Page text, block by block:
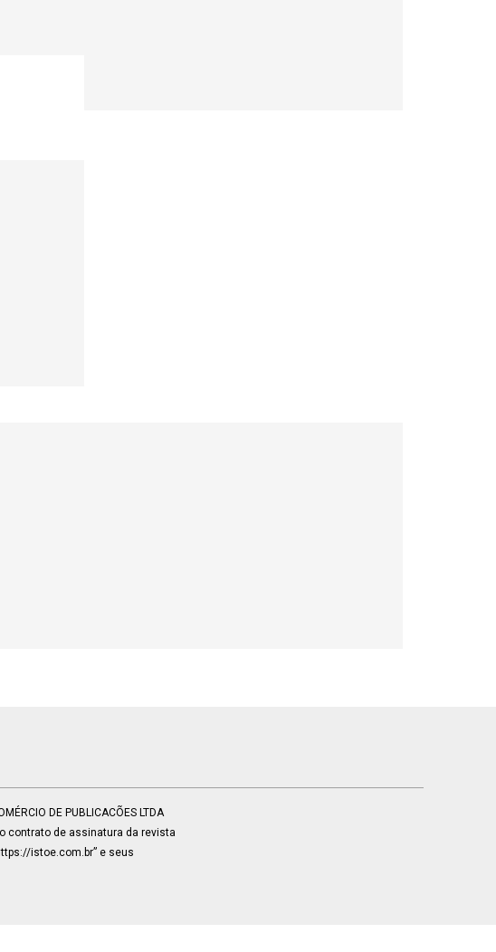
DE PUBLICACÕES LTDA
contrato de assinatura da revista
istoe.com.br” e seus